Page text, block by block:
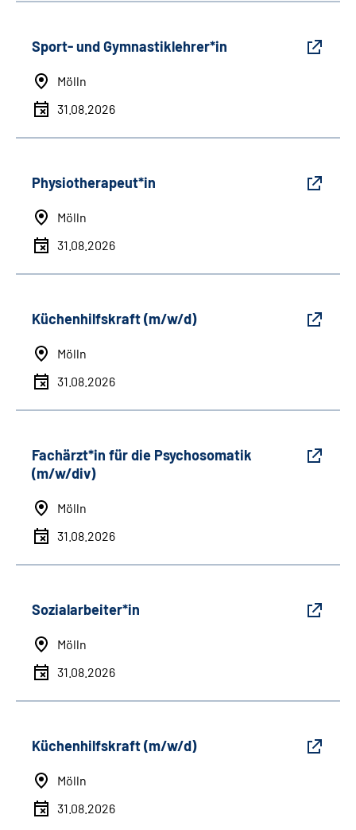
Sport- und Gymnastiklehrer*in
Mölln
31.08.2026
Physiotherapeut*in
Mölln
31.08.2026
Küchenhilfskraft (m/w/d)
Mölln
31.08.2026
Fachärzt*in für die Psychosomatik
(m/w/div)
Mölln
31.08.2026
Sozialarbeiter*in
Mölln
31.08.2026
Küchenhilfskraft (m/w/d)
Mölln
31.08.2026